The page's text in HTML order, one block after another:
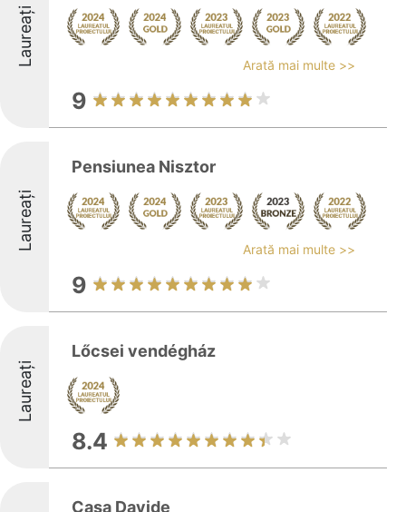
Laureați Arată mai multe >>
9
Laureați
Pensiunea Nisztor
Arată mai multe >>
9
Laureați
Lőcsei vendégház
8.4
Casa Davide